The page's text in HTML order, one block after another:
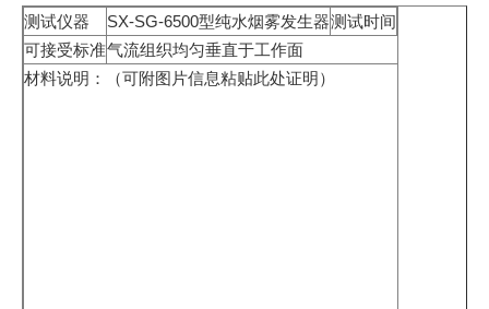
测试仪器 SX-SG-6500型纯水烟雾发生器测试时间
可接受标准气流组织均匀垂直于工作面
材料说明：（可附图片信息粘贴此处证明）